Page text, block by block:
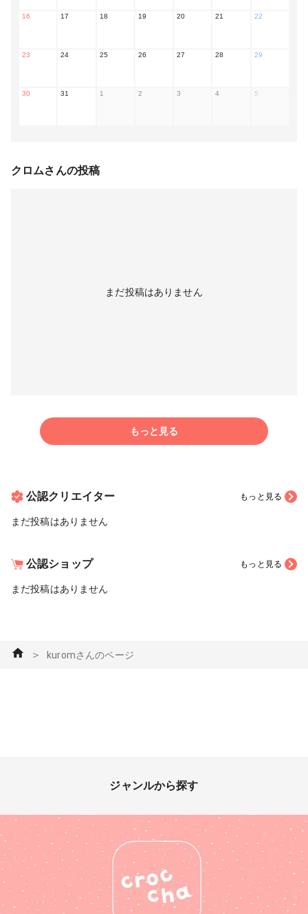
16 17 18 19 20 21 22
23 24 25 26 27 28 29
30 31 1 2 3 4 5
クロムさんの投稿
まだ投稿はありません
もっと見る
公認クリエイター もっと見る
まだ投稿はありません
公認ショップ もっと見る
まだ投稿はありません
＞ kuromさんのページ
ジャンルから探す